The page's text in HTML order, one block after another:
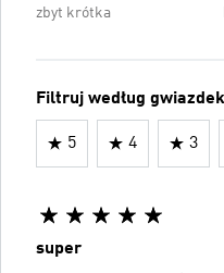
zbyt krótka
Filtruj według gwiazdek
5 4 3
super